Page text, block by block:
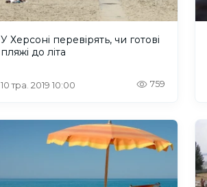
У Херсоні перевірять, чи готові
пляжі до літа
10 тра. 2019 10:00 759